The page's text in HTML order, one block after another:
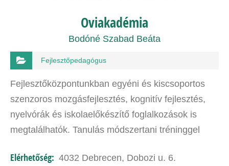
Oviakadémia
Bodóné Szabad Beáta
Fejlesztőpedagógus
Fejlesztőközpontunkban egyéni és kiscsoportos
szenzoros mozgásfejlesztés, kognitív fejlesztés,
nyelvórák és iskolaelőkészítő foglalkozások is
megtalálhatók. Tanulás módszertani tréninggel
legyen a…
Elérhetőség: 4032 Debrecen, Dobozi u. 6.